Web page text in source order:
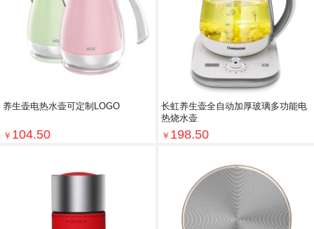
养生壶电热水壶可定制LOGO
￥ 104.50
长虹养生壶全自动加厚玻璃多功能电
热烧水壶
￥ 198.50